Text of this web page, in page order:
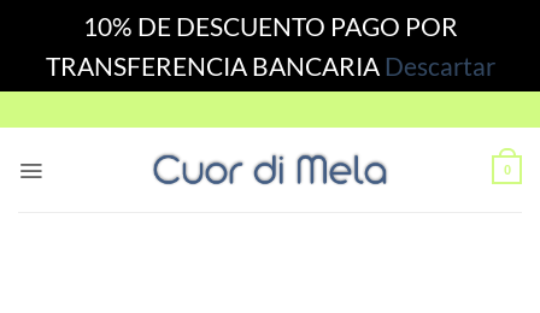
10% DE DESCUENTO PAGO POR
TRANSFERENCIA BANCARIA Descartar
to
0